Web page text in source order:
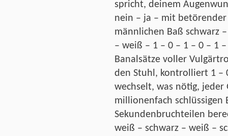
spricht, deinem
nein – ja – mit
männlichen Baß schwarz
– weiß – 1 – 0 – 1 – 0 – 1
Banalsätze voller
den Stuhl, kontrolliert 1 –
wechselt, was nötig,
millionenfach schlüssigen
Sekundenbruchteilen
weiß – schwarz – weiß –